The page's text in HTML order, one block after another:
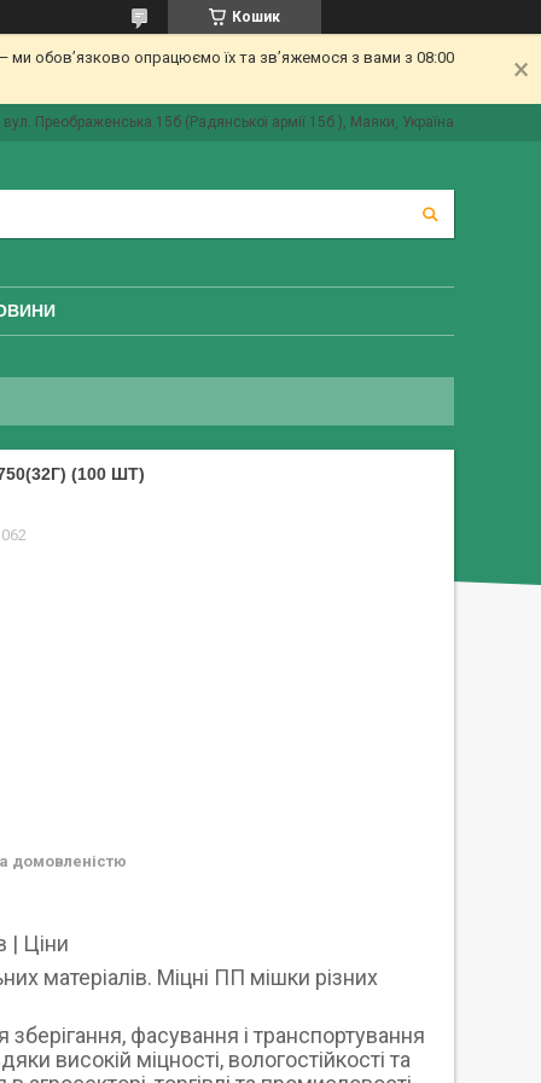
Кошик
обов’язково опрацюємо їх та зв’яжемося з вами з 08:00
вул. Преображенська 15б (Радянської армії 15б ), Маяки, Україна
(100 ШТ)
домовленістю
| Ціни
матеріалів. Міцні ПП мішки різних
фасування і транспортування
високій міцності, вологостійкості та